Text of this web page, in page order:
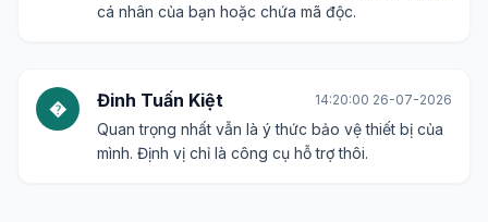
cá nhân của bạn hoặc chứa mã độc.
� Đinh Tuấn Kiệt 14:20:00 26-07-2026
Quan trọng nhất vẫn là ý thức bảo vệ thiết bị của
mình. Định vị chỉ là công cụ hỗ trợ thôi.